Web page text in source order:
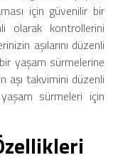
için güvenilir bir
olarak kontrollerini
aşılarını düzenli
yaşam sürmelerine
aşı takvimini düzenli
sürmeleri için